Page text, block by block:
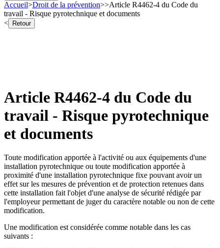
Accueil>Droit de la prévention>>Article R4462-4 du Code du
travail - Risque pyrotechnique et documents
<
Retour
Article R4462-4 du Code du
travail - Risque pyrotechnique
et documents
Toute modification apportée à l'activité ou aux équipements d'une
installation pyrotechnique ou toute modification apportée à
proximité d'une installation pyrotechnique fixe pouvant avoir un
effet sur les mesures de prévention et de protection retenues dans
cette installation fait l'objet d'une analyse de sécurité rédigée par
l'employeur permettant de juger du caractère notable ou non de cette
modification.
Une modification est considérée comme notable dans les cas
suivants :